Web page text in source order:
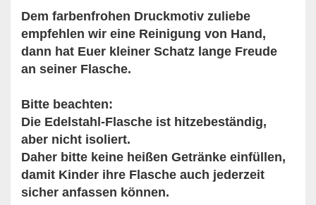
Dem farbenfrohen Druckmotiv zuliebe
empfehlen wir eine Reinigung von Hand,
dann hat Euer kleiner Schatz lange Freude
an seiner Flasche.
Bitte beachten:
Die Edelstahl-Flasche ist hitzebeständig,
aber nicht isoliert.
Daher bitte keine heißen Getränke einfüllen,
damit Kinder ihre Flasche auch jederzeit
sicher anfassen können.